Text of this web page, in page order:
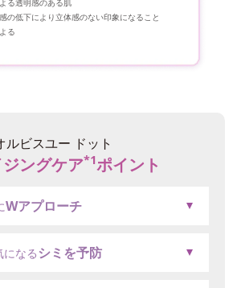
の低下により立体感のない印象になること
る
ルビスユー ドット
ングケア*1ポイント
Wアプローチ
になる シミを予防